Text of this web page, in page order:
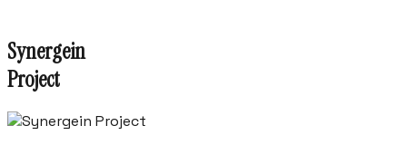
Synergein
Project